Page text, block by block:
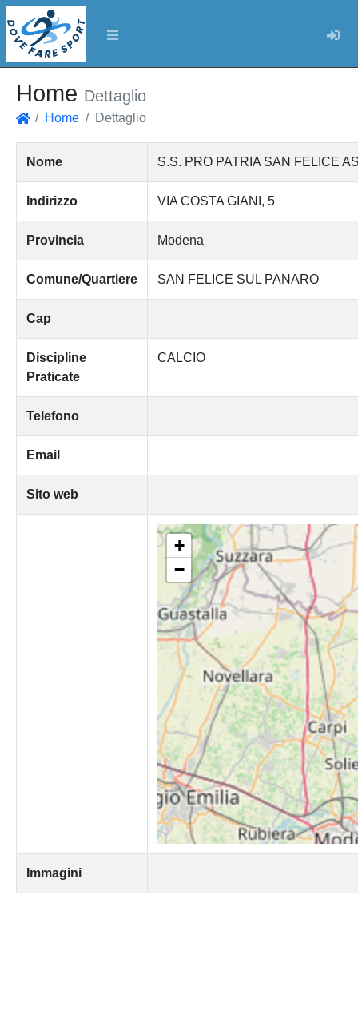
Home Dettaglio
Home Dettaglio
Nome S.S. PRO PATRIA SAN FELICE
Indirizzo VIA COSTA GIANI, 5
Provincia Modena
Comune/Quartiere SAN FELICE SUL PANARO
Cap
Discipline
Praticate
CALCIO
Telefono
Email
Sito web
+
−
Immagini